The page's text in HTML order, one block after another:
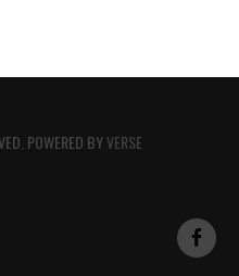
POWERED BYVERSE